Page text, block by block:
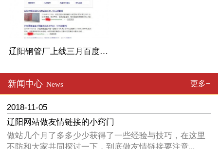
辽阳钢管厂上线三月百度收录
新闻中心 News 更多+
2018-11-05
辽阳网站做友情链接的小窍门
做站几个月了多多少少获得了一些经验与技巧，在这里
不防和大家共同探讨一下，到底做友情链接要注意...